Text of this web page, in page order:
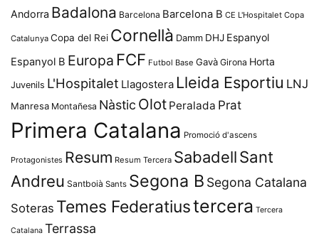
Andorra Badalona Barcelona Barcelona B CE L'Hospitalet Copa
Catalunya Copa del Rei Cornellà Damm DHJ Espanyol
Espanyol B Europa FCF Futbol Base Gavà Girona Horta
Juvenils L'Hospitalet Llagostera Lleida Esportiu LNJ
Manresa Montañesa Nàstic Olot Peralada Prat
Primera Catalana Promoció d'ascens
Protagonistes Resum Resum Tercera SabadellSant
Andreu Santboià Sants Segona B Segona Catalana
Soteras Temes Federatiustercera Tercera
Catalana Terrassa